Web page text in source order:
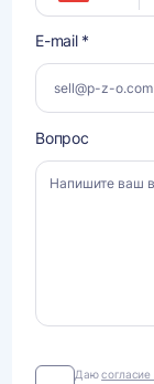
E-mail *
Вопрос
Даю
Даюсогласие